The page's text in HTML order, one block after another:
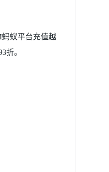
蚁平台充值越
折。